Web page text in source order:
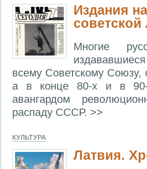
Издания
советской
Многие
всему Советскому
а в конце 80-х и в
авангардом
распаду СССР. >>
КУЛЬТУРА
Латвия.